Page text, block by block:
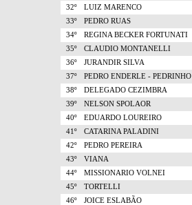
32º
LUIZ MARENCO
33º
PEDRO RUAS
34º
REGINA BECKER FORTUNATI
35º
CLAUDIO MONTANELLI
36º
JURANDIR SILVA
37º
PEDRO ENDERLE - PEDRINHO
38º
DELEGADO CEZIMBRA
39º
NELSON SPOLAOR
40º
EDUARDO LOUREIRO
41º
CATARINA PALADINI
42º
PEDRO PEREIRA
43º
VIANA
44º
MISSIONARIO VOLNEI
45º
TORTELLI
46º
JOICE ESLABÃO